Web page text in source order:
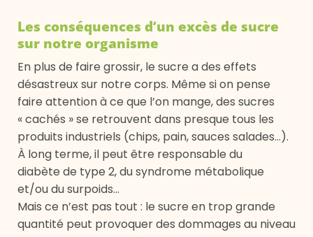
Les conséquences d’un excès de sucre
sur notre organisme
En plus de faire grossir, le sucre a des effets
désastreux sur notre corps. Même si on pense
faire attention à ce que l’on mange, des sucres
« cachés » se retrouvent dans presque tous les
produits industriels (chips, pain, sauces salades…).
À long terme, il peut être responsable du
diabète de type 2, du syndrome métabolique
et/ou du surpoids…
Mais ce n’est pas tout : le sucre en trop grande
quantité peut provoquer des dommages au niveau